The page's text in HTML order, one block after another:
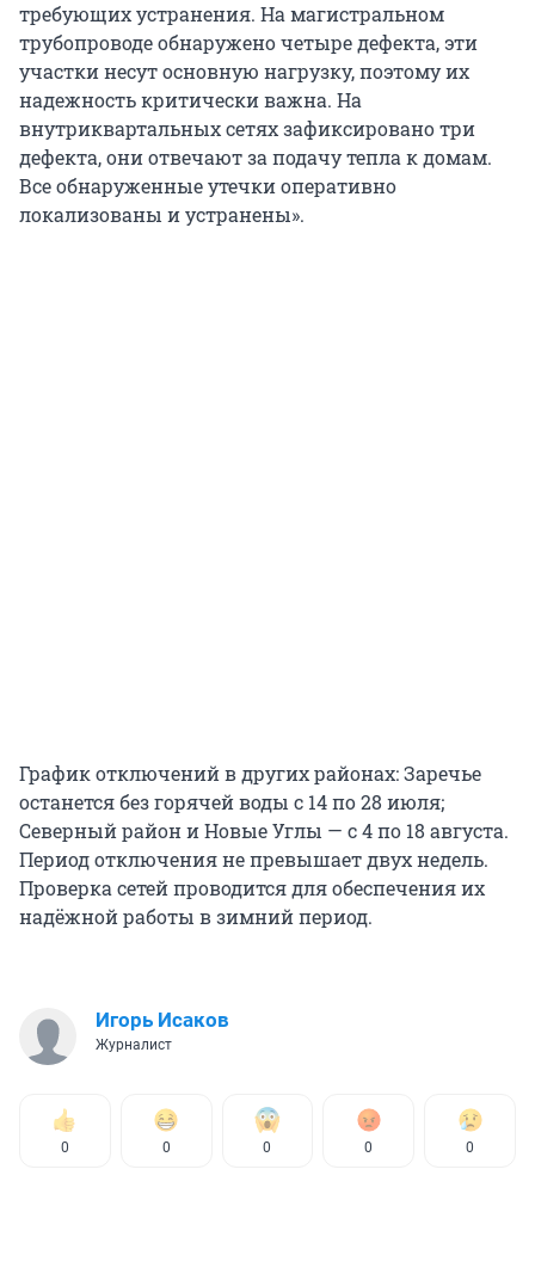
требующих устранения. На магистральном
трубопроводе обнаружено четыре дефекта, эти
участки несут основную нагрузку, поэтому их
надежность критически важна. На
внутриквартальных сетях зафиксировано три
дефекта, они отвечают за подачу тепла к домам.
Все обнаруженные утечки оперативно
локализованы и устранены».
График отключений в других районах: Заречье
останется без горячей воды с 14 по 28 июля;
Северный район и Новые Углы — с 4 по 18 августа.
Период отключения не превышает двух недель.
Проверка сетей проводится для обеспечения их
надёжной работы в зимний период.
Игорь Исаков
Журналист
0 0 0 0 0